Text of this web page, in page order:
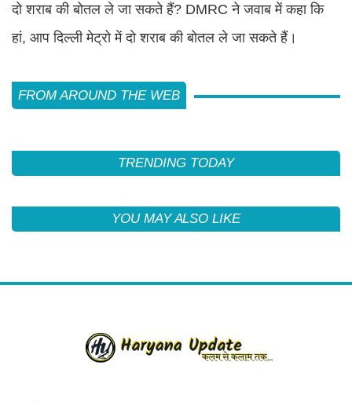
दो शराब की बोतल ले जा सकते हैं? DMRC ने जवाब में कहा कि
हां, आप दिल्ली मेट्रो में दो शराब की बोतल ले जा सकते हैं।
FROM AROUND THE WEB
TRENDING TODAY
YOU MAY ALSO LIKE